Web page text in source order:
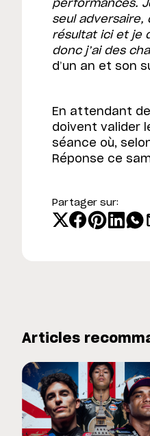
performances.
seul adversaire,
résultat ici et je
donc j’ai des
d’un an et son
En attendant
doivent valider
séance où,
Réponse ce
Partager sur:
Articles